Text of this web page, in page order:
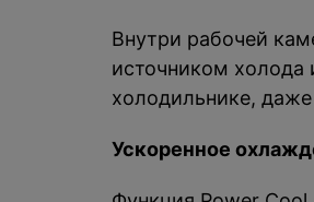
Внутри рабочей
источником холода
холодильнике, даже
Ускоренное